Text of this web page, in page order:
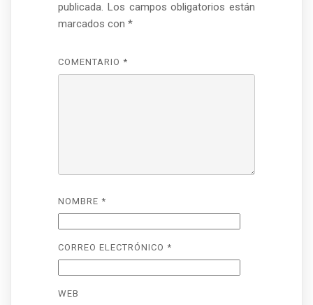
publicada. Los campos obligatorios están
marcados con *
COMENTARIO *
NOMBRE *
CORREO ELECTRÓNICO *
WEB